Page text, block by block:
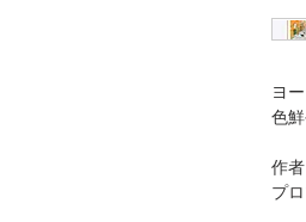
ヨ
色
作
プ